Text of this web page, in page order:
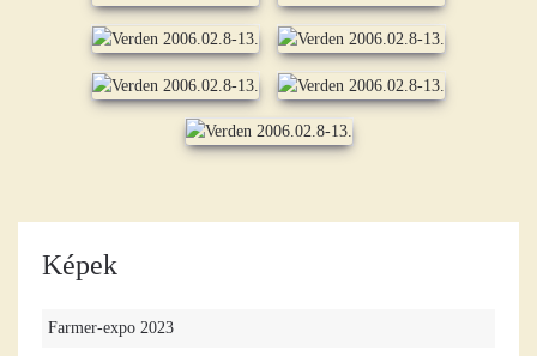
Képek
Farmer-expo 2023